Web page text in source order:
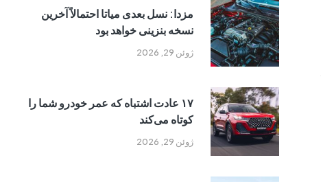
ژوئن 29, 2026
مزدا: نسل بعدی میاتا احتمالاً آخرین
نسخه بنزینی خواهد بود
ژوئن 29, 2026
۱۷ عادت اشتباه که عمر خودرو شما را
کوتاه می‌کند